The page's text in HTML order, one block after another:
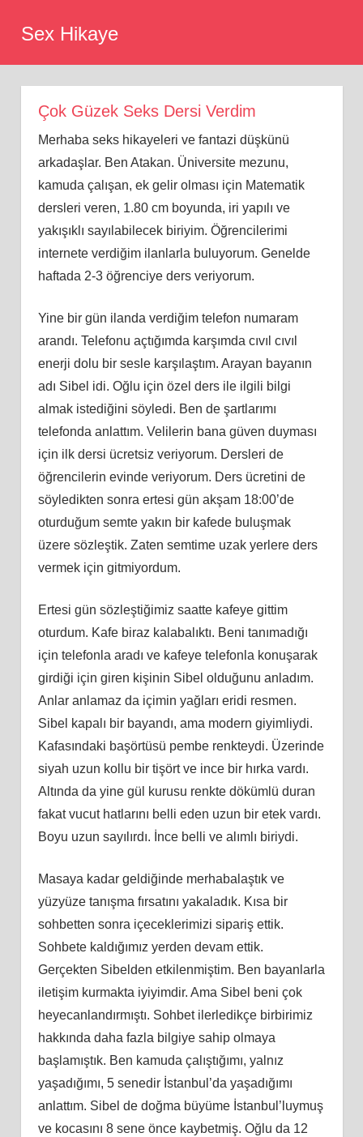
Sex Hikaye
Çok Güzek Seks Dersi Verdim
Merhaba seks hikayeleri ve fantazi düşkünü
arkadaşlar. Ben Atakan. Üniversite mezunu,
kamuda çalışan, ek gelir olması için Matematik
dersleri veren, 1.80 cm boyunda, iri yapılı ve
yakışıklı sayılabilecek biriyim. Öğrencilerimi
internete verdiğim ilanlarla buluyorum. Genelde
haftada 2-3 öğrenciye ders veriyorum.
Yine bir gün ilanda verdiğim telefon numaram
arandı. Telefonu açtığımda karşımda cıvıl cıvıl
enerji dolu bir sesle karşılaştım. Arayan bayanın
adı Sibel idi. Oğlu için özel ders ile ilgili bilgi
almak istediğini söyledi. Ben de şartlarımı
telefonda anlattım. Velilerin bana güven duyması
için ilk dersi ücretsiz veriyorum. Dersleri de
öğrencilerin evinde veriyorum. Ders ücretini de
söyledikten sonra ertesi gün akşam 18:00’de
oturduğum semte yakın bir kafede buluşmak
üzere sözleştik. Zaten semtime uzak yerlere ders
vermek için gitmiyordum.
Ertesi gün sözleştiğimiz saatte kafeye gittim
oturdum. Kafe biraz kalabalıktı. Beni tanımadığı
için telefonla aradı ve kafeye telefonla konuşarak
girdiği için giren kişinin Sibel olduğunu anladım.
Anlar anlamaz da içimin yağları eridi resmen.
Sibel kapalı bir bayandı, ama modern giyimliydi.
Kafasındaki başörtüsü pembe renkteydi. Üzerinde
siyah uzun kollu bir tişört ve ince bir hırka vardı.
Altında da yine gül kurusu renkte dökümlü duran
fakat vucut hatlarını belli eden uzun bir etek vardı.
Boyu uzun sayılırdı. İnce belli ve alımlı biriydi.
Masaya kadar geldiğinde merhabalaştık ve
yüzyüze tanışma fırsatını yakaladık. Kısa bir
sohbetten sonra içeceklerimizi sipariş ettik.
Sohbete kaldığımız yerden devam ettik.
Gerçekten Sibelden etkilenmiştim. Ben bayanlarla
iletişim kurmakta iyiyimdir. Ama Sibel beni çok
heyecanlandırmıştı. Sohbet ilerledikçe birbirimiz
hakkında daha fazla bilgiye sahip olmaya
başlamıştık. Ben kamuda çalıştığımı, yalnız
yaşadığımı, 5 senedir İstanbul’da yaşadığımı
anlattım. Sibel de doğma büyüme İstanbul’luymuş
ve kocasını 8 sene önce kaybetmiş. Oğlu da 12